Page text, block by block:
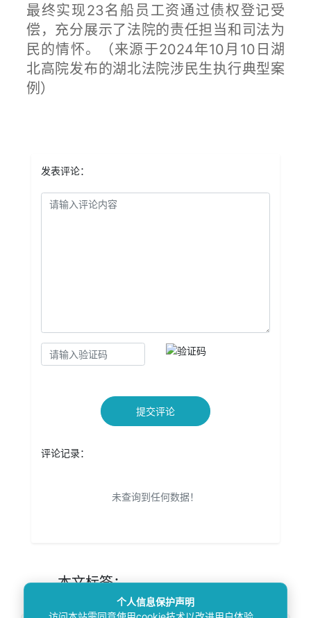
最终实现23名船员工资通过债权登记受
偿，充分展示了法院的责任担当和司法为
民的情怀。（来源于2024年10月10日湖
北高院发布的湖北法院涉民生执行典型案
例）
发表评论：
提交评论
评论记录：
未查询到任何数据！
本文标签：
个人信息保护声明
访问本站需同意使用cookie技术以改进用户体验。